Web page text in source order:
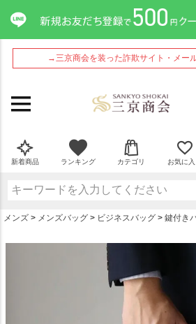
→三京商会を装った詐欺サイト・メー
新着商品 ランキング カテゴリ お気に入
メンズ メンズバッグ ビジネスバッグ 鍵付き